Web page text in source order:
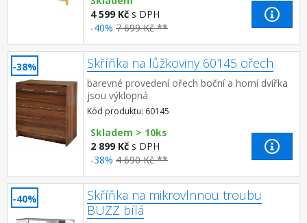
4 599 Kč s DPH
-40% 7 699 Kč **
-38% Skříňka na lůžkoviny 60145 ořech
barevné provedení ořech boční a horní dvířka
jsou výklopná
Kód produktu: 60145
Skladem > 10ks
2 899 Kč s DPH
-38% 4 690 Kč **
-40%
Skříňka na mikrovlnnou troubu
BUZZ bílá